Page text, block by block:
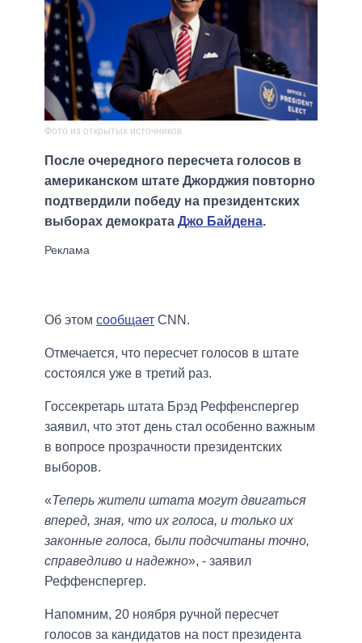
Фото из открытых источников
После очередного пересчета голосов в
американском штате Джорджия повторно
подтвердили победу на президентских
выборах демократа Джо Байдена.
Об этом сообщает CNN.
Отмечается, что пересчет голосов в штате
состоялся уже в третий раз.
Госсекретарь штата Брэд Реффенспергер
заявил, что этот день стал особенно важным
в вопросе прозрачности президентских
выборов.
«Теперь жители штата могут двигаться
вперед, зная, что их голоса, и только их
законные голоса, были подсчитаны точно,
справедливо и надежно», - заявил
Реффенспергер.
Напомним, 20 ноября ручной пересчет
голосов за кандидатов на пост президента